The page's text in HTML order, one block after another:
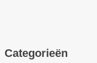
Categorieën